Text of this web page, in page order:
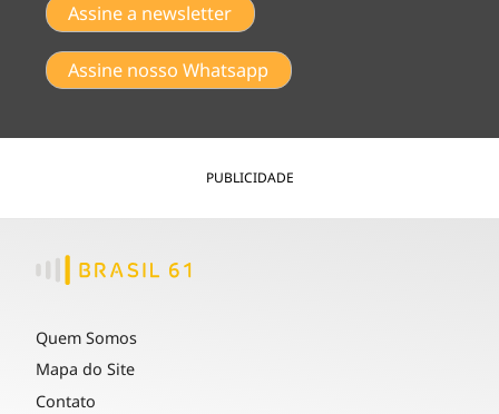
Assine a newsletter
Assine nosso Whatsapp
PUBLICIDADE
Quem Somos
Mapa do Site
Contato